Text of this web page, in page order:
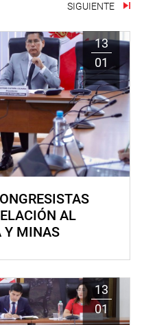
SIGUIENTE
13
01
AL
Y MINAS
13
01